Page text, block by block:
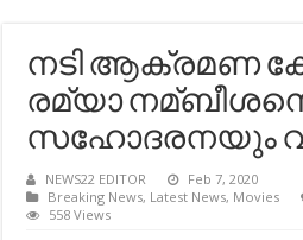
നടി ആക്രമണ
രമ്യാ
സഹോദരനയും
NEWS22 EDITOR
Feb 7, 2020
Breaking News, Latest News, Movies
558 Views